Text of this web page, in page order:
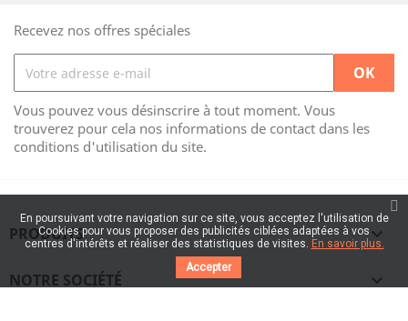
Recevez nos offres spéciales
Vous pouvez vous désinscrire à tout moment. Vous
trouverez pour cela nos informations de contact dans les
conditions d'utilisation du site.
PRODUITS 
NOTRE SOCIÉTÉ 
En poursuivant votre navigation sur ce site, vous acceptez l'utilisation de
Cookies pour vous proposer des publicités ciblées adaptées à vos
centres d'intérêts et réaliser des statistiques de visites. En savoir plus.
Accepter